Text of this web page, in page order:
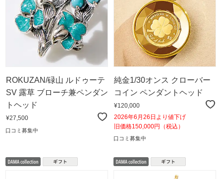
ROKUZAN/碌山 ルドゥーテ
SV 露草 ブローチ兼ペンダン
トヘッド
¥27,500
口コミ募集中
純金1/30オンス クローバー
コイン ペンダントヘッド
¥120,000
2026年6月26日より値下げ
旧価格150,000円（税込）
口コミ募集中